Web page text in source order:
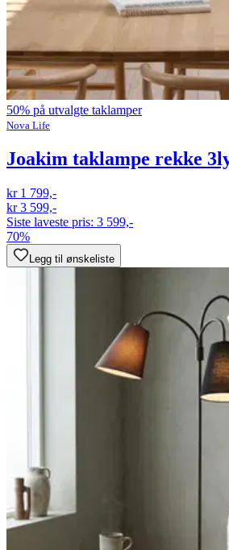
50% på utvalgte taklamper
Nova Life
Joakim taklampe rekke
kr 1 799,-
kr 3 599,-
Siste laveste pris: 3 599,-
70%
Legg til ønskeliste